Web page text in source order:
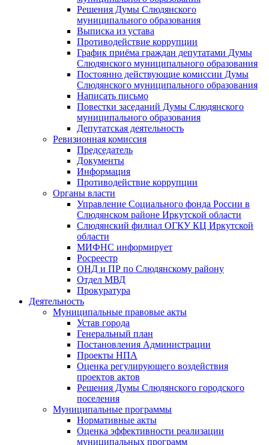
Решения Думы Слюдянского
муниципального образования
Выписка из устава
Противодействие коррупции
График приёма граждан депутатами Думы
Слюдянского муниципального образования
Постоянно действующие комиссии Думы
Слюдянского муниципального образования
Написать письмо
Повестки заседаний Думы Слюдянского
муниципального образования
Депутатская деятельность
Ревизионная комиссия
Председатель
Документы
Информация
Противодействие коррупции
Органы власти
Управление Социального фонда России в
Слюдянском районе Иркутской области
Слюдянский филиал ОГКУ КЦ Иркутской
области
МИФНС информирует
Росреестр
ОНД и ПР по Слюдянскому району
Отдел МВД
Прокуратура
Деятельность
Муниципальные правовые акты
Устав города
Генеральный план
Постановления Администрации
Проекты НПА
Оценка регулирующего воздействия
проектов актов
Решения Думы Слюдянского городского
поселения
Муниципальные программы
Нормативные акты
Оценка эффективности реализации
муниципальных программ